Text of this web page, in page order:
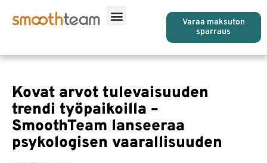
Varaa maksuton
sparraus
Kovat arvot tulevaisuuden
trendi työpaikoilla –
SmoothTeam lanseeraa
psykologisen vaarallisuuden